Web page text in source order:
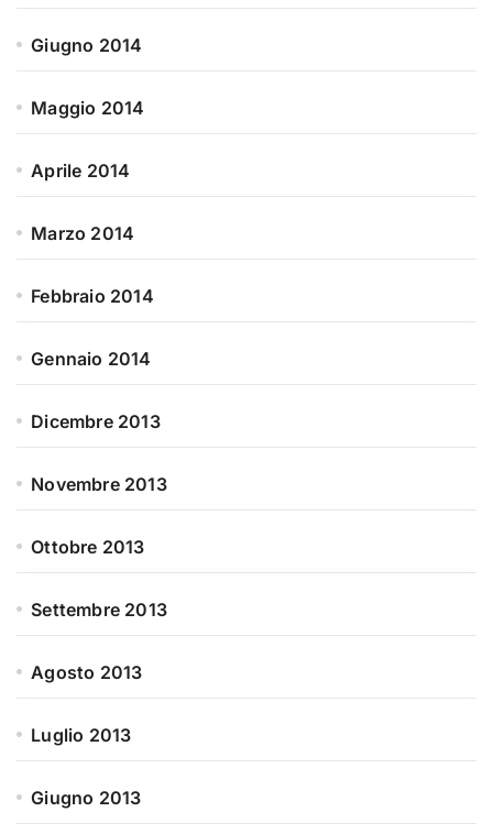
Giugno 2014
Maggio 2014
Aprile 2014
Marzo 2014
Febbraio 2014
Gennaio 2014
Dicembre 2013
Novembre 2013
Ottobre 2013
Settembre 2013
Agosto 2013
Luglio 2013
Giugno 2013